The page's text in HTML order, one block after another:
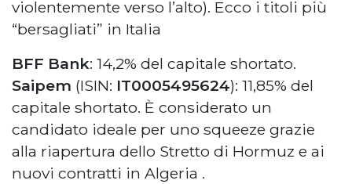
violentemente verso l’alto). Ecco i titoli più
“bersagliati” in Italia
BFF Bank: 14,2% del capitale shortato.
Saipem (ISIN: IT0005495624): 11,85% del
capitale shortato. È considerato un
candidato ideale per uno squeeze grazie
alla riapertura dello Stretto di Hormuz e ai
nuovi contratti in Algeria .